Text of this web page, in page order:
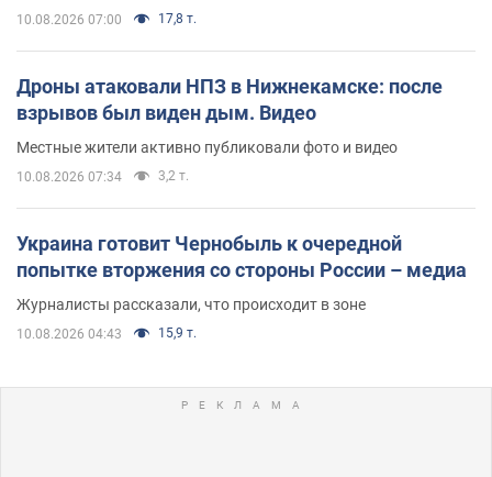
10.08.2026 07:00 17,8 т.
Дроны атаковали НПЗ в Нижнекамске: после
взрывов был виден дым. Видео
Местные жители активно публиковали фото и видео
10.08.2026 07:34 3,2 т.
Украина готовит Чернобыль к очередной
попытке вторжения со стороны России – медиа
Журналисты рассказали, что происходит в зоне
10.08.2026 04:43 15,9 т.